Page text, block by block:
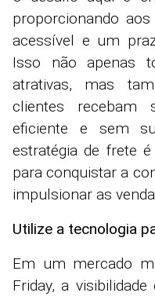
proporcionando
acessível e um
Isso não apenas
atrativas, mas
clientes recebam
eficiente e sem
estratégia de frete
para conquistar a
impulsionar as
Utilize a tecnologia
Em um mercado
Friday, a